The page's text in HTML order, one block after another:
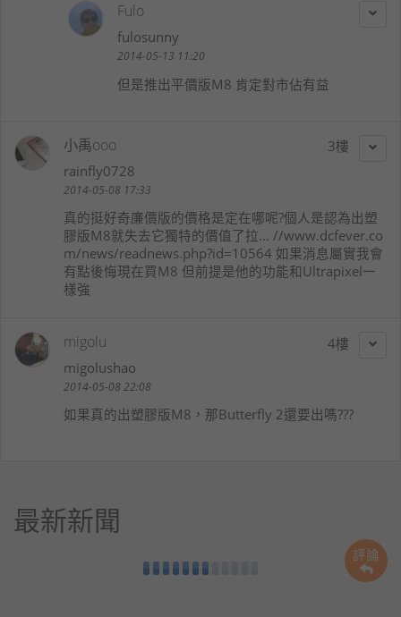
評論
Fulo
fulosunny
2014-05-13 11:20
但是推出平價版M8 肯定對市佔有益
3
小禹ooo
rainfly0728
2014-05-08 17:33
真的挺好奇廉價版的價格是定在哪呢?個人是認為出塑
膠版M8就失去它獨特的價值了拉... //www.dcfever.co
m/news/readnews.php?id=10564 如果消息屬實我會
有點後悔現在買M8 但前提是他的功能和Ultrapixel一
樣強
4
migolu
migolushao
2014-05-08 22:08
如果真的出塑膠版M8，那Butterfly 2還要出嗎???
最新新聞